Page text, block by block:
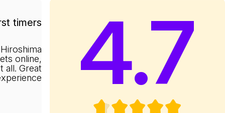
4.7
timers
online,
all. Great